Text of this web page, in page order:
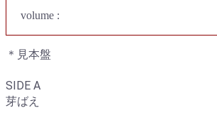
volume :
＊見本盤
SIDE A
芽ばえ